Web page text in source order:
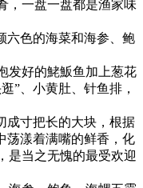
，一盘一盘都是渔家味
六色的海菜和海参、鲍
发好的鮱魬鱼加上葱花
”、小黄肚、针鱼排，
成寸把长的大块，根据
荡漾着满嘴的鲜香，化
是当之无愧的最受欢迎